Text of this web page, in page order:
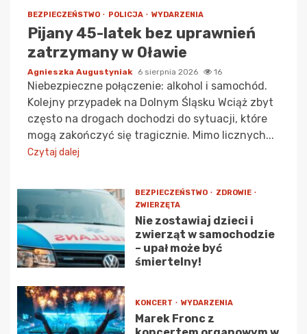
BEZPIECZEŃSTWO POLICJA WYDARZENIA
Pijany 45-latek bez uprawnień
zatrzymany w Oławie
Agnieszka Augustyniak 6 sierpnia 2026 16
Niebezpieczne połączenie: alkohol i samochód.
Kolejny przypadek na Dolnym Śląsku Wciąż zbyt
często na drogach dochodzi do sytuacji, które
mogą zakończyć się tragicznie. Mimo licznych...
Czytaj dalej
BEZPIECZEŃSTWO
ZDROWIE
ZWIERZĘTA
Nie zostawiaj dzieci i
zwierząt w samochodzie
– upał może być
śmiertelny!
KONCERT WYDARZENIA
Marek Fronc z